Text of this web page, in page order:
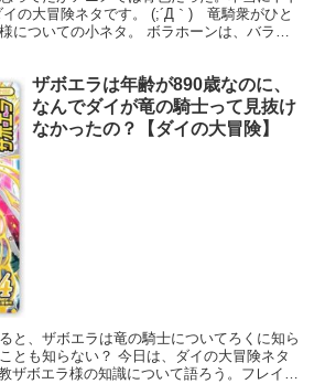
の大冒険ネタです。 (;´Д｀) 竜騎衆がひと
についての小ネタ。 ボラホーンは、バラン
ザボエラは年齢が890歳なのに、
なんでダイが竜の騎士って見抜け
なかったの？【ダイの大冒険】
と、ザボエラは竜の騎士についてろくに知ら
とも知らない？ 今日は、ダイの大冒険ネタ
ザボエラ様の知識について語ろう。フレイザ